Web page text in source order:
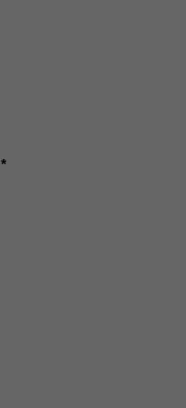
*Обязательно